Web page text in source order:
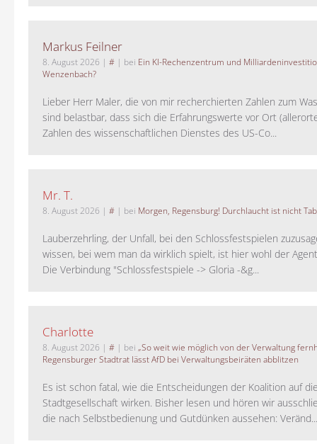
Markus Feilner
8. August 2026 | # | bei Ein KI-Rechenzentrum und
Wenzenbach?
Lieber Herr Maler, die von mir recherchierten Zahlen zum
sind belastbar, dass sich die Erfahrungswerte vor Ort
Zahlen des wissenschaftlichen Dienstes des US-Co...
Mr. T.
8. August 2026 | # | bei Morgen, Regensburg! Durchlaucht ist nicht
Lauberzehrling, der Unfall, bei den Schlossfestspielen
wissen, bei wem man da wirklich spielt, ist hier wohl der
Die Verbindung "Schlossfestspiele -> Gloria -&g...
Charlotte
8. August 2026 | # | bei „So weit wie möglich von der Verwaltung
Regensburger Stadtrat lässt AfD bei Verwaltungsbeiräten abblitzen
Es ist schon fatal, wie die Entscheidungen der Koalition auf
Stadtgesellschaft wirken. Bisher lesen und hören wir
die nach Selbstbedienung und Gutdünken aussehen: Veränd...